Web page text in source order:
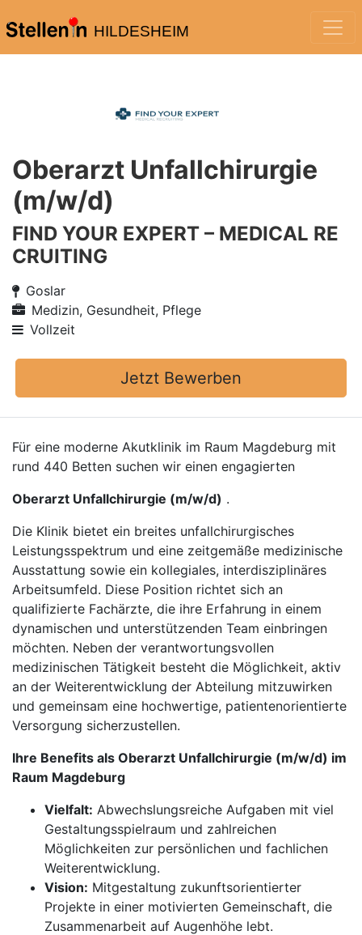
HILDESHEIM
Oberarzt Unfallchirurgie
(m/w/d)
FIND YOUR EXPERT – MEDICAL RE
CRUITING
Goslar
Medizin, Gesundheit, Pflege
Vollzeit
Jetzt Bewerben
Für eine moderne Akutklinik im Raum Magdeburg mit
rund 440 Betten suchen wir einen engagierten
Oberarzt Unfallchirurgie (m/w/d) .
Die Klinik bietet ein breites unfallchirurgisches
Leistungsspektrum und eine zeitgemäße medizinische
Ausstattung sowie ein kollegiales, interdisziplinäres
Arbeitsumfeld. Diese Position richtet sich an
qualifizierte Fachärzte, die ihre Erfahrung in einem
dynamischen und unterstützenden Team einbringen
möchten. Neben der verantwortungsvollen
medizinischen Tätigkeit besteht die Möglichkeit, aktiv
an der Weiterentwicklung der Abteilung mitzuwirken
und gemeinsam eine hochwertige, patientenorientierte
Versorgung sicherzustellen.
Ihre Benefits als Oberarzt Unfallchirurgie (m/w/d) im
Raum Magdeburg
Vielfalt: Abwechslungsreiche Aufgaben mit viel
Gestaltungsspielraum und zahlreichen
Möglichkeiten zur persönlichen und fachlichen
Weiterentwicklung.
Vision: Mitgestaltung zukunftsorientierter
Projekte in einer motivierten Gemeinschaft, die
Zusammenarbeit auf Augenhöhe lebt.